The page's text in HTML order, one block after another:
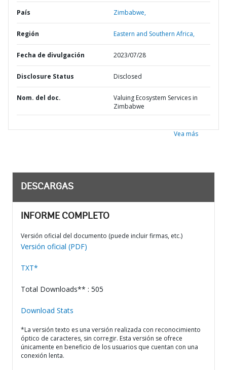
País Zimbabwe,
Región Eastern and Southern Africa,
Fecha de divulgación 2023/07/28
Disclosure Status Disclosed
Nom. del doc.
Valuing Ecosystem Services in
Zimbabwe
Vea más
DESCARGAS
INFORME COMPLETO
Versión oficial del documento (puede incluir firmas, etc.)
Versión oficial (PDF)
TXT*
Total Downloads** : 505
Download Stats
*La versión texto es una versión realizada con reconocimiento
óptico de caracteres, sin corregir. Esta versión se ofrece
únicamente en beneficio de los usuarios que cuentan con una
conexión lenta.